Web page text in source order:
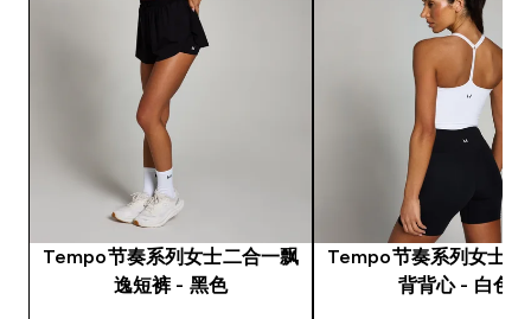
Tempo节奏系列女士二合一飘
逸短裤 - 黑色
Tempo节奏系列女士系
背背心 - 白色